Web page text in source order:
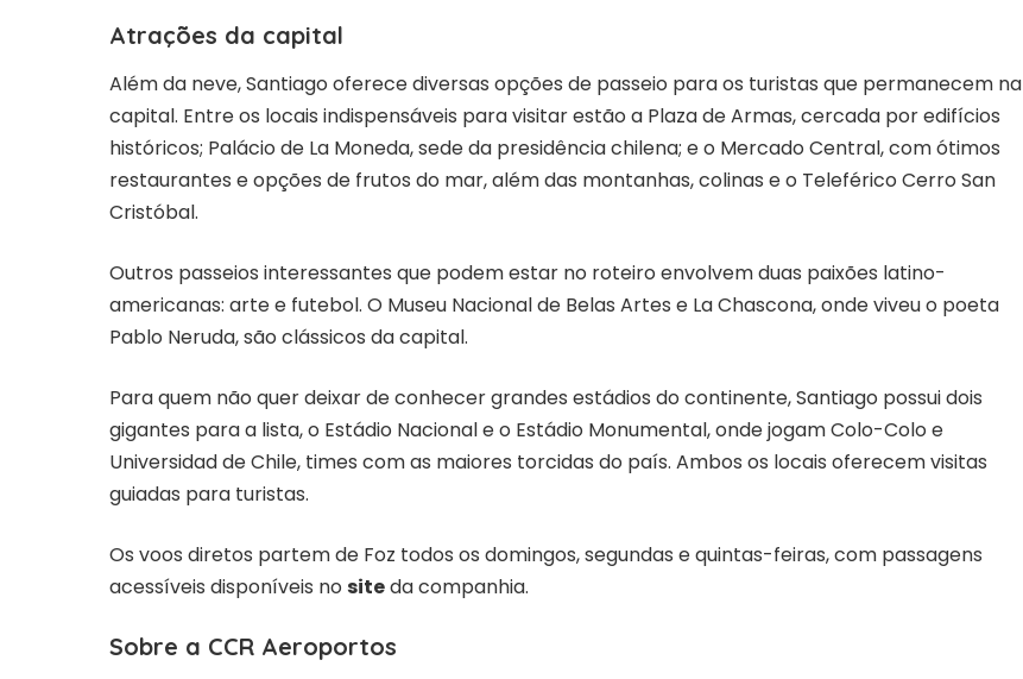
Atrações da capital
Além da neve, Santiago oferece diversas opções de passeio para os turistas que permanecem na
capital. Entre os locais indispensáveis para visitar estão a Plaza de Armas, cercada por edifícios
históricos; Palácio de La Moneda, sede da presidência chilena; e o Mercado Central, com ótimos
restaurantes e opções de frutos do mar, além das montanhas, colinas e o Teleférico Cerro San
Cristóbal.
Outros passeios interessantes que podem estar no roteiro envolvem duas paixões latino-
americanas: arte e futebol. O Museu Nacional de Belas Artes e La Chascona, onde viveu o poeta
Pablo Neruda, são clássicos da capital.
Para quem não quer deixar de conhecer grandes estádios do continente, Santiago possui dois
gigantes para a lista, o Estádio Nacional e o Estádio Monumental, onde jogam Colo-Colo e
Universidad de Chile, times com as maiores torcidas do país. Ambos os locais oferecem visitas
guiadas para turistas.
Os voos diretos partem de Foz todos os domingos, segundas e quintas-feiras, com passagens
acessíveis disponíveis no siteda companhia.
Sobre a CCR Aeroportos